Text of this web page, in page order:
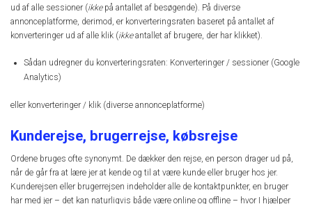
ud af alle sessioner (ikkepå antallet af besøgende). På diverse
annonceplatforme, derimod, er konverteringsraten baseret på antallet af
konverteringer ud af alle klik (ikkeantallet af brugere, der har klikket).
Sådan udregner du konverteringsraten: Konverteringer / sessioner (Google
Analytics)
eller konverteringer / klik (diverse annonceplatforme)
Kunderejse, brugerrejse, købsrejse
Ordene bruges ofte synonymt. De dækker den rejse, en person drager ud på,
når de går fra at lære jer at kende og til at være kunde eller bruger hos jer.
Kunderejsen eller brugerrejsen indeholder alle de kontaktpunkter, en bruger
har med jer – det kan naturligvis både være online og offline – hvor I hjælper